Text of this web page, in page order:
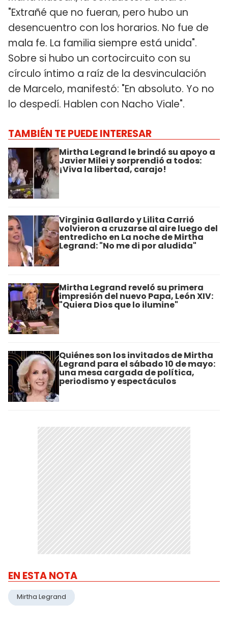
"Extrañé que no fueran, pero hubo un
desencuentro con los horarios. No fue de
mala fe. La familia siempre está unida".
Sobre si hubo un cortocircuito con su
círculo íntimo a raíz de la desvinculación
de Marcelo, manifestó: "En absoluto. Yo no
lo despedí. Hablen con Nacho Viale".
TAMBIÉN TE PUEDE INTERESAR
Mirtha Legrand le brindó su apoyo a
Javier Milei y sorprendió a todos:
¡Viva la libertad, carajo!
Virginia Gallardo y Lilita Carrió
volvieron a cruzarse al aire luego del
entredicho en La noche de Mirtha
Legrand: "No me di por aludida"
Mirtha Legrand reveló su primera
impresión del nuevo Papa, León XIV:
"Quiera Dios que lo ilumine"
Quiénes son los invitados de Mirtha
Legrand para el sábado 10 de mayo:
una mesa cargada de política,
periodismo y espectáculos
EN ESTA NOTA
Mirtha Legrand